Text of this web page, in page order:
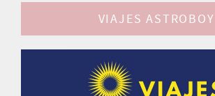
VIAJES ASTROBOY